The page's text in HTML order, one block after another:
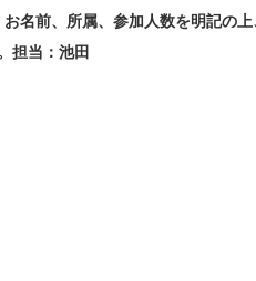
名前、所属、参加人数を明記の
担当：池田